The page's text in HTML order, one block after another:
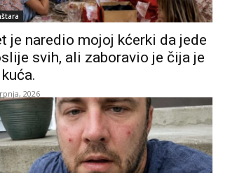
je naredio mojoj kćerki da jede
svih, ali zaboravio je čija je
2026